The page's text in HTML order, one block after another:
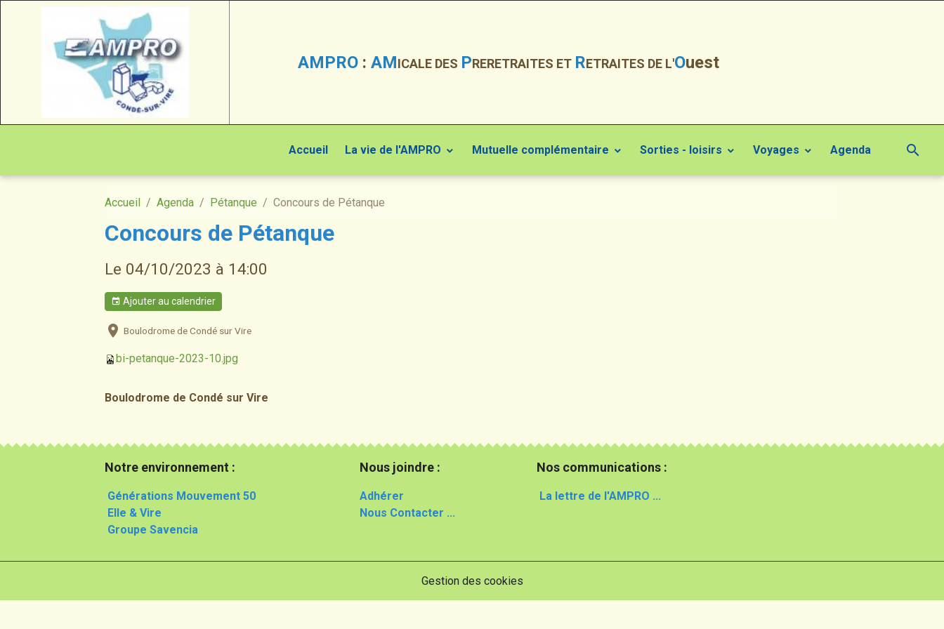
AMPRO : AMICALE DES PRERETRAITES ET RETRAITES DE L'Ouest
Accueil La vie de l'AMPRO Mutuelle complémentaire Sorties - loisirs Voyages Agenda
Accueil Agenda Pétanque Concours de Pétanque
Concours de Pétanque
Le 04/10/2023 à 14:00
Ajouter au calendrier
Boulodrome de Condé sur Vire
bi-petanque-2023-10.jpg
Boulodrome de Condé sur Vire
Notre environnement :
Générations Mouvement 50
Elle & Vire
Groupe Savencia
Nous joindre :
Adhérer
Nous Contacter ...
Nos communications :
La lettre de l'AMPRO ...
Gestion des cookies